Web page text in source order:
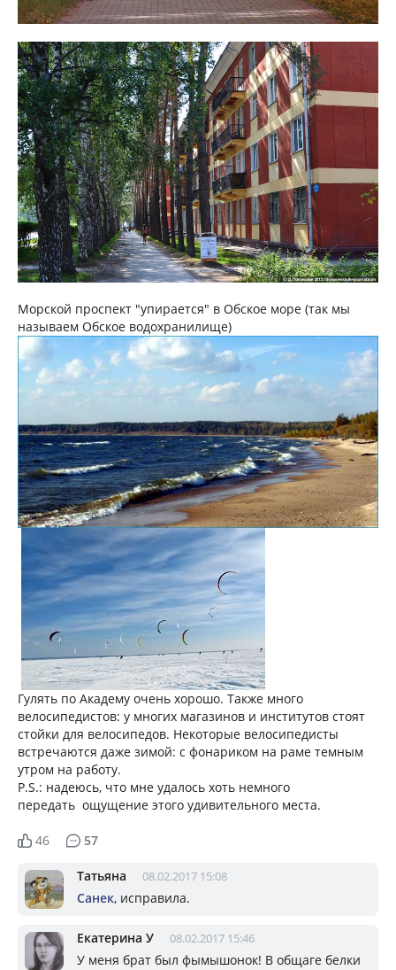
Морской проспект "упирается" в Обское море (так мы
называем Обское водохранилище)
Гулять по Академу очень хорошо. Также много
велосипедистов: у многих магазинов и институтов стоят
стойки для велосипедов. Некоторые велосипедисты
встречаются даже зимой: с фонариком на раме темным
утром на работу.
P.S.: надеюсь, что мне удалось хоть немного
передать ощущение этого удивительного места.
46 57
Татьяна 08.02.2017 15:08
Санек, исправила.
Екатерина У 08.02.2017 15:46
У меня брат был фымышонок! В общаге белки